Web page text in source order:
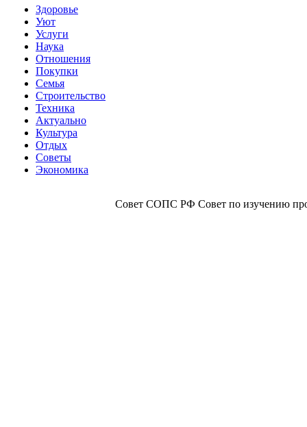
Здоровье
Уют
Услуги
Наука
Отношения
Покупки
Семья
Строительство
Техника
Актуально
Культура
Отдых
Советы
Экономика
Совет СОПС РФ Совет по изучению